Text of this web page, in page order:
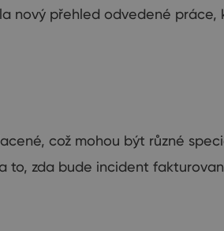
nový přehled odvedené práce,
což mohou být různé
to, zda bude incident fa